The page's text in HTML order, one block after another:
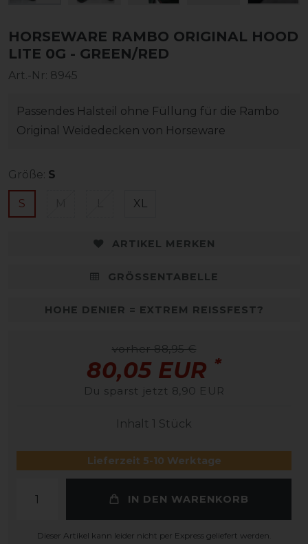
HORSEWARE RAMBO ORIGINAL HOOD
LITE 0G - GREEN/RED
Art.-Nr: 8945
Passendes Halsteil ohne Füllung für die Rambo
Original Weidedecken von Horseware
Größe: S
S XL
ARTIKEL MERKEN
GRÖSSENTABELLE
HOHE DENIER = EXTREM REISSFEST?
vorher 88,95 €
80,05 EUR *
Du sparst jetzt 8,90 EUR
Inhalt 1 Stück
Lieferzeit 5-10 Werktage
IN DEN WARENKORB
Dieser Artikel kann leider nicht per Express geliefert werden.